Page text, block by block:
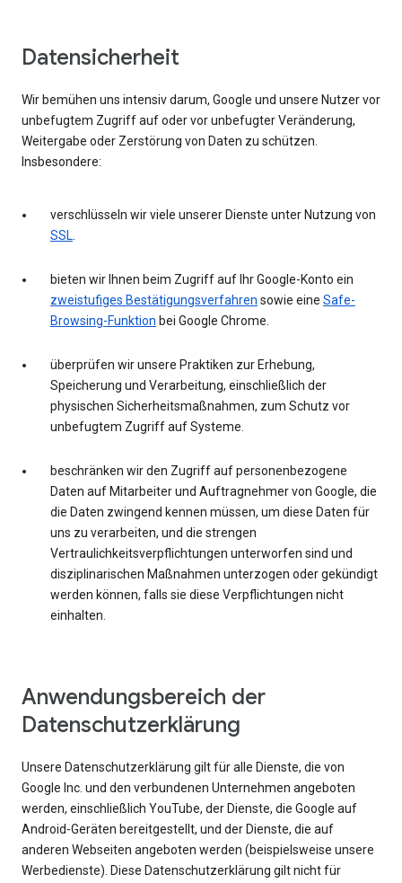
Datensicherheit
Wir bemühen uns intensiv darum, Google und unsere Nutzer vor
unbefugtem Zugriff auf oder vor unbefugter Veränderung,
Weitergabe oder Zerstörung von Daten zu schützen.
Insbesondere:
verschlüsseln wir viele unserer Dienste unter Nutzung von
SSL.
bieten wir Ihnen beim Zugriff auf Ihr Google-Konto ein
zweistufiges Bestätigungsverfahren sowie eine Safe-
Browsing-Funktion bei Google Chrome.
überprüfen wir unsere Praktiken zur Erhebung,
Speicherung und Verarbeitung, einschließlich der
physischen Sicherheitsmaßnahmen, zum Schutz vor
unbefugtem Zugriff auf Systeme.
beschränken wir den Zugriff auf personenbezogene
Daten auf Mitarbeiter und Auftragnehmer von Google, die
die Daten zwingend kennen müssen, um diese Daten für
uns zu verarbeiten, und die strengen
Vertraulichkeitsverpflichtungen unterworfen sind und
disziplinarischen Maßnahmen unterzogen oder gekündigt
werden können, falls sie diese Verpflichtungen nicht
einhalten.
Anwendungsbereich der
Datenschutzerklärung
Unsere Datenschutzerklärung gilt für alle Dienste, die von
Google Inc. und den verbundenen Unternehmen angeboten
werden, einschließlich YouTube, der Dienste, die Google auf
Android-Geräten bereitgestellt, und der Dienste, die auf
anderen Webseiten angeboten werden (beispielsweise unsere
Werbedienste). Diese Datenschutzerklärung gilt nicht für